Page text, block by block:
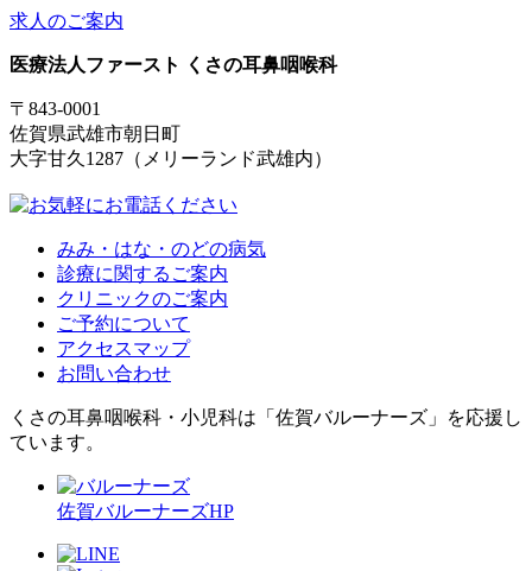
求人のご案内
医療法人ファースト くさの耳鼻咽喉科
〒843-0001
佐賀県武雄市朝日町
大字甘久1287（メリーランド武雄内）
みみ・はな・のどの病気
診療に関するご案内
クリニックのご案内
ご予約について
アクセスマップ
お問い合わせ
くさの耳鼻咽喉科・小児科は「佐賀バルーナーズ」を応援し
ています。
佐賀バルーナーズHP